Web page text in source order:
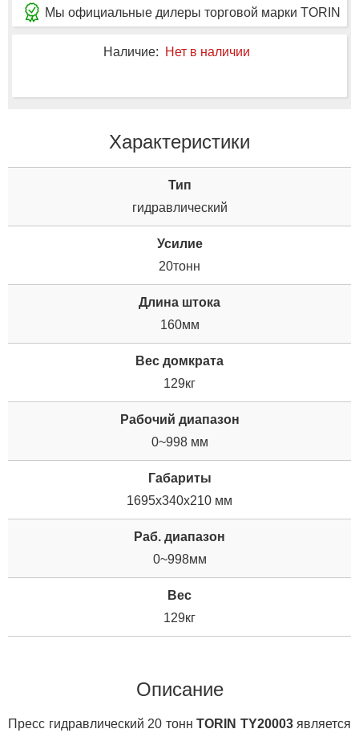
Мы официальные дилеры торговой марки TORIN
Наличие: Нет в наличии
Характеристики
Тип
гидравлический
Усилие
20тонн
Длина штока
160мм
Вес домкрата
129кг
Рабочий диапазон
0~998 мм
Габариты
1695x340x210 мм
Раб. диапазон
0~998мм
Вес
129кг
Описание
Пресс гидравлический 20 тонн TORIN TY20003является